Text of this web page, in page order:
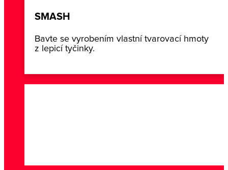
SMASH
Bavte se vyrobením vlastní tvarovací hmoty
z lepicí tyčinky.